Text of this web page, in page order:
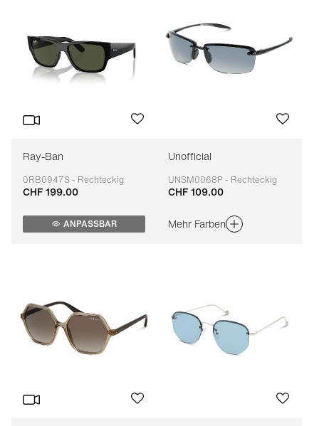
Ray-Ban
0RB0947S - Rechteckig
Anpassbar
CHF 199.00
ANPASSBAR
Unofficial
UNSM0068P - Rechteckig
Anpassbar
CHF 109.00
Mehr Farben